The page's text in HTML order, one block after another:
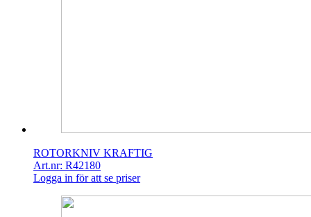
ROTORKNIV KRAFTIG
Art.nr: R42180
Logga in för att se priser